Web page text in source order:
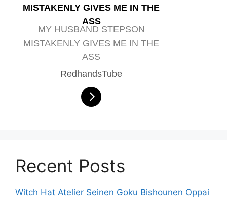
MISTAKENLY GIVES ME IN THE
ASS
MY HUSBAND STEPSON
MISTAKENLY GIVES ME IN THE
ASS
RedhandsTube
Recent Posts
Witch Hat Atelier Seinen Goku Bishounen Oppai